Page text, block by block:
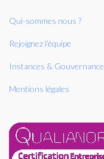
Qui-sommes nous ?
Rejoignez l’équipe
Instances & Gouvernance
Mentions légales